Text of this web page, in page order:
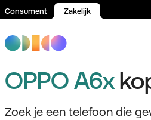
Consument Zakelijk
OPPO A6x
Zoek je een telefoon die